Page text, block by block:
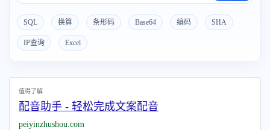
SQL 换算 条形码 Base64 编码 SHA
IP查询 Excel
值得了解
配音助手 - 轻松完成文案配音
peiyinzhushou.com